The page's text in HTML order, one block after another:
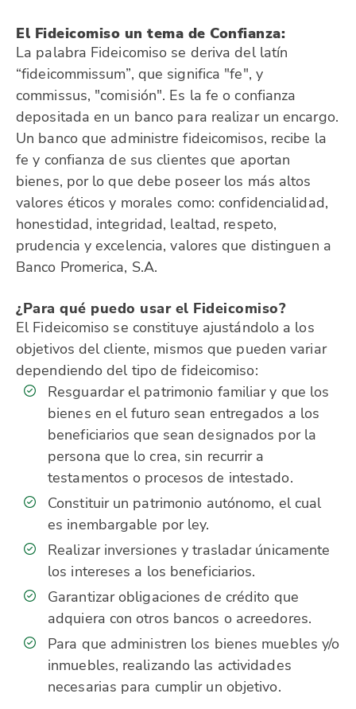
El Fideicomiso un tema de Confianza:
La palabra Fideicomiso se deriva del latín
“fideicommissum”, que significa "fe", y
commissus, "comisión". Es la fe o confianza
depositada en un banco para realizar un encargo.
Un banco que administre fideicomisos, recibe la
fe y confianza de sus clientes que aportan
bienes, por lo que debe poseer los más altos
valores éticos y morales como: confidencialidad,
honestidad, integridad, lealtad, respeto,
prudencia y excelencia, valores que distinguen a
Banco Promerica, S.A.
¿Para qué puedo usar el Fideicomiso?
El Fideicomiso se constituye ajustándolo a los
objetivos del cliente, mismos que pueden variar
dependiendo del tipo de fideicomiso:
Resguardar el patrimonio familiar y que los
bienes en el futuro sean entregados a los
beneficiarios que sean designados por la
persona que lo crea, sin recurrir a
testamentos o procesos de intestado.
Constituir un patrimonio autónomo, el cual
es inembargable por ley.
Realizar inversiones y trasladar únicamente
los intereses a los beneficiarios.
Garantizar obligaciones de crédito que
adquiera con otros bancos o acreedores.
Para que administren los bienes muebles y/o
inmuebles, realizando las actividades
necesarias para cumplir un objetivo.